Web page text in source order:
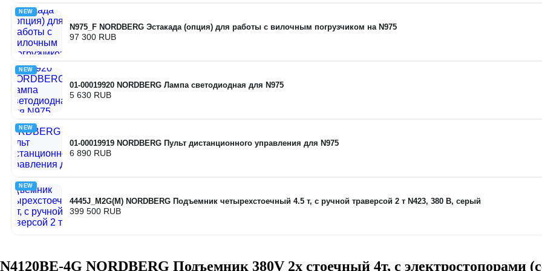
NEW
N975_F NORDBERG Эстакада (опция) для работы с вилочным погрузчиком на N975
97 300 RUB
NEW
01-00019920 NORDBERG Лампа светодиодная для N975
5 630 RUB
NEW
01-00019919 NORDBERG Пульт дистанционного управления для N975
6 890 RUB
NEW
4445J_M2G(M) NORDBERG Подъемник четырехстоечный 4.5 т, с ручной траверсой 2 т N423, 380 В, серый
399 500 RUB
N4120BE-4G NORDBERG Подъемник 380V 2х стоечный 4т, с электростопорами